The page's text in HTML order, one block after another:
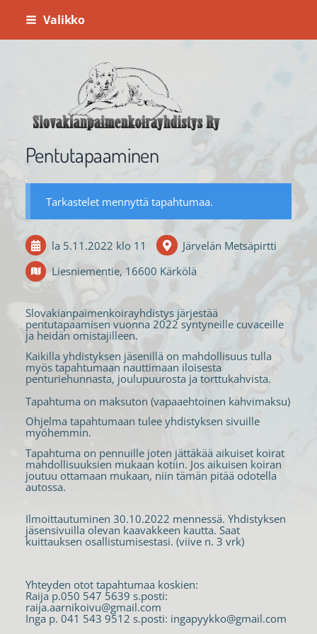
Siirry
sivun
Valikko
Slovakianpaimenkoirayhdistys ry
Pentutapaaminen
Tarkastelet mennyttä tapahtumaa.
la 5.11.2022 klo 11
Järvelän Metsäpirtti
Liesniementie, 16600 Kärkölä
Slovakianpaimenkoirayhdistys järjestää
pentutapaamisen vuonna 2022 syntyneille cuvaceille
ja heidän omistajilleen.
Kaikilla yhdistyksen jäsenillä on mahdollisuus tulla
myös tapahtumaan nauttimaan iloisesta
penturiehunnasta, joulupuurosta ja torttukahvista.
Tapahtuma on maksuton (vapaaehtoinen kahvimaksu)
Ohjelma tapahtumaan tulee yhdistyksen sivuille
myöhemmin.
Tapahtuma on pennuille joten jättäkää aikuiset koirat
mahdollisuuksien mukaan kotiin. Jos aikuisen koiran
joutuu ottamaan mukaan, niin tämän pitää odotella
autossa.
Ilmoittautuminen 30.10.2022 mennessä. Yhdistyksen
jäsensivuilla olevan kaavakkeen kautta. Saat
kuittauksen osallistumisestasi. (viive n. 3 vrk)
Yhteyden otot tapahtumaa koskien:
Raija p.050 547 5639 s.posti:
raija.aarnikoivu@gmail.com
Inga p. 041 543 9512 s.posti: ingapyykko@gmail.com